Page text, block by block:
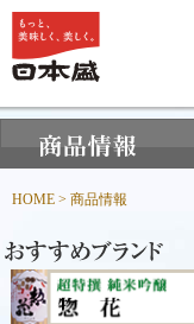
HOME > 商品情報